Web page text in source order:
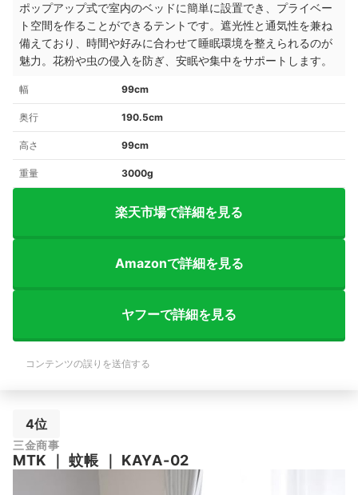
ポップアップ式で室内のベッドに簡単に設置でき、プライベー
ト空間を作ることができるテントです。遮光性と通気性を兼ね
備えており、時間や好みに合わせて睡眠環境を整えられるのが
魅力。花粉や虫の侵入を防ぎ、安眠や集中をサポートします。
幅 99cm
奥行 190.5cm
高さ 99cm
重量 3000g
楽天市場で詳細を見る
Amazonで詳細を見る
ヤフーで詳細を見る
コンテンツの誤りを送信する
4位
三金商事
MTK ｜蚊帳 KAYA-02